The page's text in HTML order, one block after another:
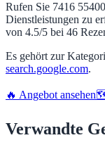
Rufen Sie 7416
Dienstleistungen zu
von 4.5/5 bei 46
Es gehört zur
search.google.com.
🔥 Angebot ansehen🗺️
Verwandte